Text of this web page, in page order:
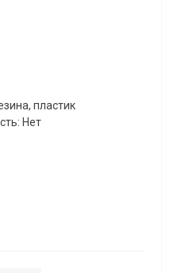
пластик
Нет